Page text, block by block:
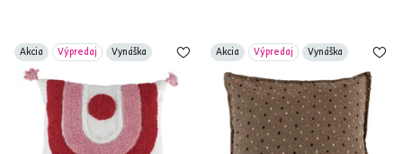
Akcia Výpredaj Vynáška Akcia Výpredaj Vynáška